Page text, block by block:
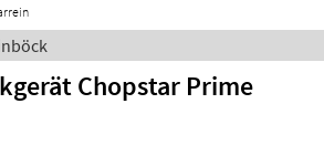
Chopstar Prime